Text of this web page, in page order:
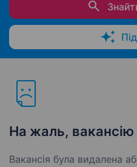
На жаль, вакансію
Вакансія була видалена